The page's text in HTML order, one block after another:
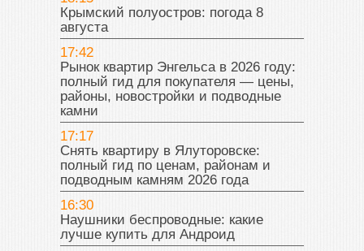
Крымский полуостров: погода 8
августа
17:42
Рынок квартир Энгельса в 2026 году:
полный гид для покупателя — цены,
районы, новостройки и подводные
камни
17:17
Снять квартиру в Ялуторовске:
полный гид по ценам, районам и
подводным камням 2026 года
16:30
Наушники беспроводные: какие
лучше купить для Андроид